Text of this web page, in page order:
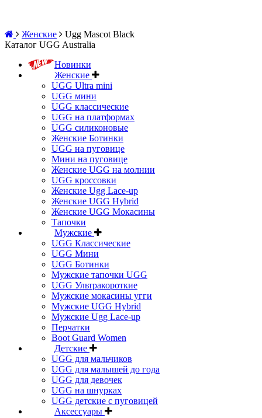
Женские
Ugg Mascot Black
Каталог UGG Australia
Новинки
Женские
UGG Ultra mini
UGG мини
UGG классические
UGG на платформах
UGG силиконовые
Женские Ботинки
UGG на пуговице
Мини на пуговице
Женские UGG на молнии
UGG кроссовки
Женские Ugg Lace-up
Женские UGG Hybrid
Женские UGG Мокасины
Тапочки
Мужские
UGG Классические
UGG Мини
UGG Ботинки
Мужские тапочки UGG
UGG Ультракороткие
Мужские мокасины угги
Мужские UGG Hybrid
Мужские Ugg Lace-up
Перчатки
Boot Guard Women
Детские
UGG для мальчиков
UGG для малышей до года
UGG для девочек
UGG на шнурках
UGG детские с пуговицей
Аксессуары